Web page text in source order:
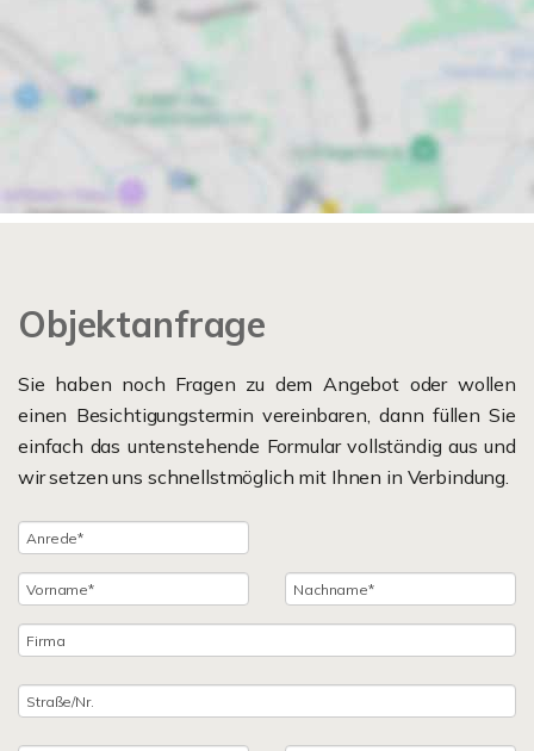
Objektanfrage
Sie haben noch Fragen zu dem Angebot oder wollen
einen Besichtigungstermin vereinbaren, dann füllen Sie
einfach das untenstehende Formular vollständig aus und
wir setzen uns schnellstmöglich mit Ihnen in Verbindung.